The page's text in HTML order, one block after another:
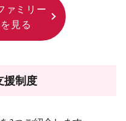
ァミリー
見る
援制度